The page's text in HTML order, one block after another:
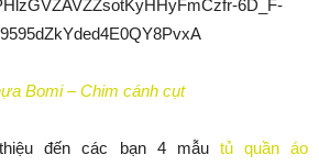
Bomi – Chim cánh cụt
đến các bạn 4 mẫu tủ quần áo